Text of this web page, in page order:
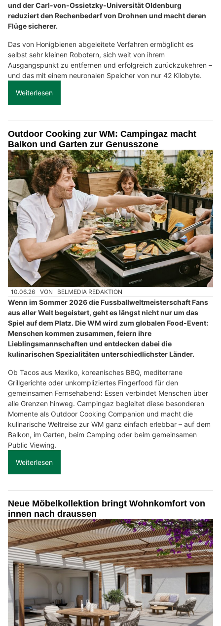
und der Carl-von-Ossietzky-Universität Oldenburg
reduziert den Rechenbedarf von Drohnen und macht deren
Flüge sicherer.
Das von Honigbienen abgeleitete Verfahren ermöglicht es
selbst sehr kleinen Robotern, sich weit von ihrem
Ausgangspunkt zu entfernen und erfolgreich zurückzukehren –
und das mit einem neuronalen Speicher von nur 42 Kilobyte.
Weiterlesen
Outdoor Cooking zur WM: Campingaz macht
Balkon und Garten zur Genusszone
10.06.26 VON BELMEDIA REDAKTION
Wenn im Sommer 2026 die Fussballweltmeisterschaft Fans
aus aller Welt begeistert, geht es längst nicht nur um das
Spiel auf dem Platz. Die WM wird zum globalen Food-Event:
Menschen kommen zusammen, feiern ihre
Lieblingsmannschaften und entdecken dabei die
kulinarischen Spezialitäten unterschiedlichster Länder.
Ob Tacos aus Mexiko, koreanisches BBQ, mediterrane
Grillgerichte oder unkompliziertes Fingerfood für den
gemeinsamen Fernsehabend: Essen verbindet Menschen über
alle Grenzen hinweg. Campingaz begleitet diese besonderen
Momente als Outdoor Cooking Companion und macht die
kulinarische Weltreise zur WM ganz einfach erlebbar – auf dem
Balkon, im Garten, beim Camping oder beim gemeinsamen
Public Viewing.
Weiterlesen
Neue Möbelkollektion bringt Wohnkomfort von
innen nach draussen